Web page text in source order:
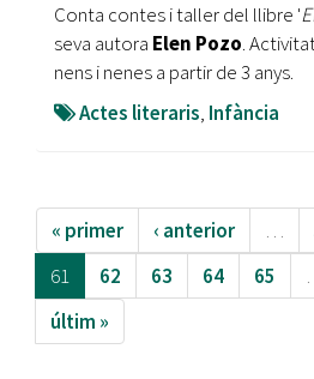
Conta contes i taller del llibre '
seva autora Elen Pozo.
nens i nenes a partir de 3 anys.
Actes literaris, Infància
« primer ‹ anterior …
61
62 63 64 65
últim »